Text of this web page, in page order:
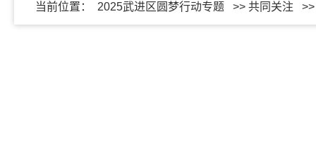
当前位置： 2025武进区圆梦行动专题 >> 共同关注